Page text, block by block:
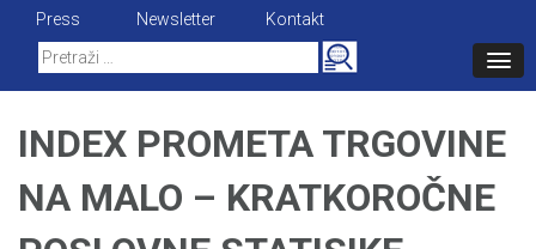
Press Newsletter
Kontakt
Search
for:
INDEX PROMETA TRGOVINE
NA MALO – KRATKOROČNE